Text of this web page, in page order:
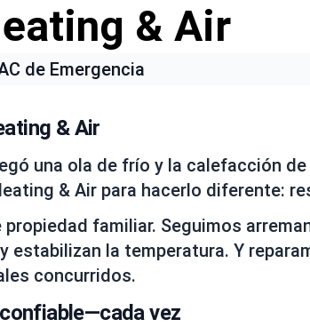
& Air
de Emergencia
& Air
una ola de frío y la calefacción
& Air para hacerlo diferente:
familiar. Seguimos
estabilizan la temperatura. Y
concurridos.
vez